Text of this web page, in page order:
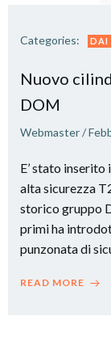
Categories: DAI
Nuovo
DOM
Webmaster/
E’ stato
alta sicurezza
storico gruppo
primi ha
punzonata di
READ MORE